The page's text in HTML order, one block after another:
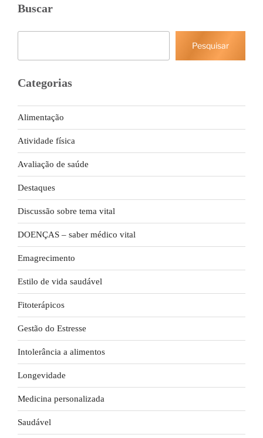
Buscar
Pesquisar
Categorias
Alimentação
Atividade física
Avaliação de saúde
Destaques
Discussão sobre tema vital
DOENÇAS – saber médico vital
Emagrecimento
Estilo de vida saudável
Fitoterápicos
Gestão do Estresse
Intolerância a alimentos
Longevidade
Medicina personalizada
Saudável